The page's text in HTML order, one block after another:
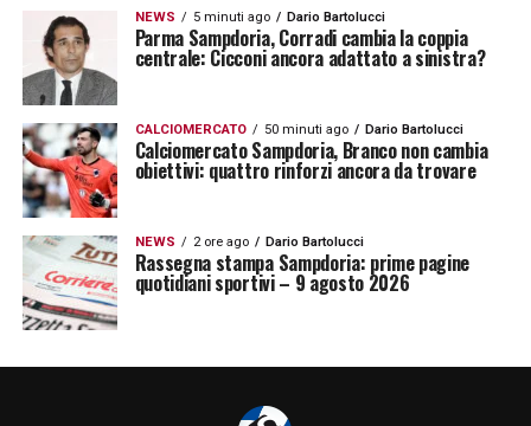
NEWS 5 minuti ago Dario Bartolucci
Parma Sampdoria, Corradi cambia la coppia
centrale: Cicconi ancora adattato a sinistra?
CALCIOMERCATO 50 minuti ago Dario Bartolucci
Calciomercato Sampdoria, Branco non cambia
obiettivi: quattro rinforzi ancora da trovare
NEWS 2 ore ago Dario Bartolucci
Rassegna stampa Sampdoria: prime pagine
quotidiani sportivi – 9 agosto 2026